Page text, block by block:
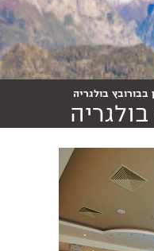
בבורובץ בולגריה